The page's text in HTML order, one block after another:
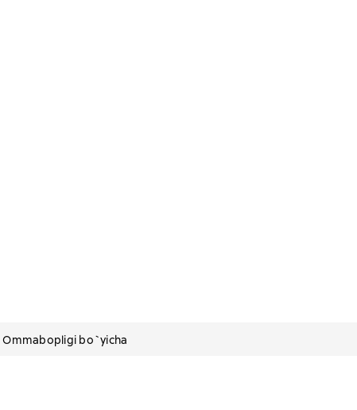
Ommabopligi bo`yicha